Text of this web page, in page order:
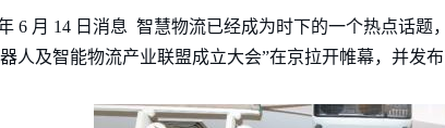
6 月 14 日消息 智慧物流已经成为时下的一个热点话题
人及智能物流产业联盟成立大会”在京拉开帷幕，并发